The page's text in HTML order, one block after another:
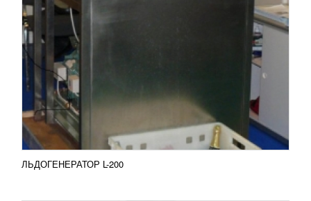
ЛЬДОГЕНЕРАТОР L-200
МОЙКА ЖЕЛУДКОВ
УЗНАТЬ ЦЕНУ
Мойка желудков применяется для механической
очистки свиных и говяжьих желудков. Машина
оснащена специальным вращающимся диском, с
помощью которого...
ПОДРОБНЕЕ
Добавить в сравнение